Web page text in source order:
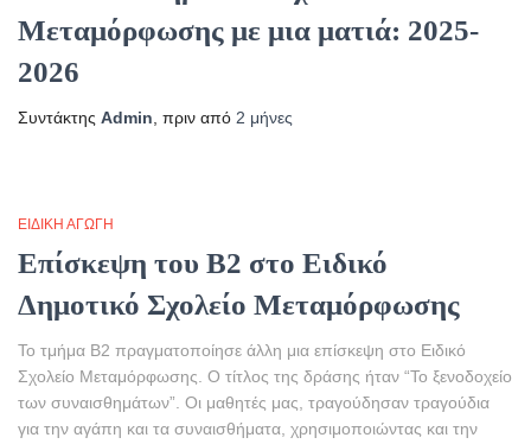
Μεταμόρφωσης με μια ματιά: 2025-
2026
Συντάκτης Admin , πριν από 2 μήνες
ΕΙΔΙΚΉ ΑΓΩΓΉ
Επίσκεψη του Β2 στο Ειδικό
Δημοτικό Σχολείο Μεταμόρφωσης
Το τμήμα Β2 πραγματοποίησε άλλη μια επίσκεψη στο Ειδικό
Σχολείο Μεταμόρφωσης. Ο τίτλος της δράσης ήταν “Το ξενοδοχείο
των συναισθημάτων”. Οι μαθητές μας, τραγούδησαν τραγούδια
για την αγάπη και τα συναισθήματα, χρησιμοποιώντας και την